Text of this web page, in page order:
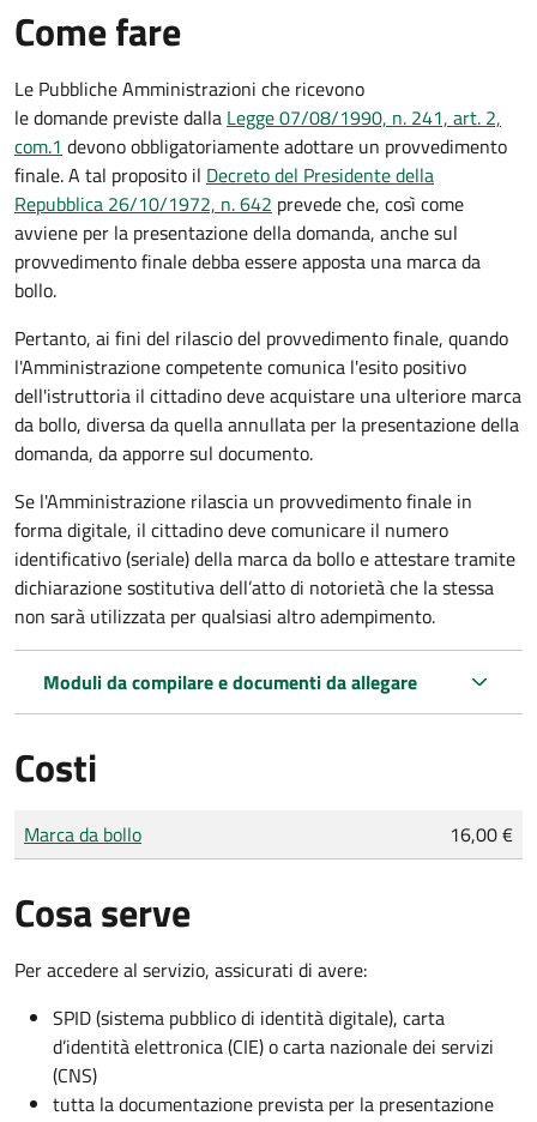
Come fare
Le Pubbliche Amministrazioni che ricevono
le domande previste dalla Legge 07/08/1990, n. 241, art. 2,
com.1 devono obbligatoriamente adottare un provvedimento
finale. A tal proposito il Decreto del Presidente della
Repubblica 26/10/1972, n. 642 prevede che, così come
avviene per la presentazione della domanda, anche sul
provvedimento finale debba essere apposta una marca da
bollo.
Pertanto, ai fini del rilascio del provvedimento finale, quando
l'Amministrazione competente comunica l'esito positivo
dell'istruttoria il cittadino deve acquistare una ulteriore marca
da bollo, diversa da quella annullata per la presentazione della
domanda, da apporre sul documento.
Se l'Amministrazione rilascia un provvedimento finale in
forma digitale, il cittadino devecomunicare il numero
identificativo (seriale) della marca da bollo e attestare tramite
dichiarazione sostitutiva dell’atto di notorietà che la stessa
non sarà utilizzata per qualsiasi altro adempimento.
Moduli da compilare e documenti da allegare
Costi
Tipo di pagamento
Importo
Marca da bollo 16,00 €
Cosa serve
Per accedere al servizio, assicurati di avere:
SPID (sistema pubblico di identità digitale), carta
d’identità elettronica (CIE) o carta nazionale dei servizi
(CNS)
tutta la documentazione prevista per la presentazione